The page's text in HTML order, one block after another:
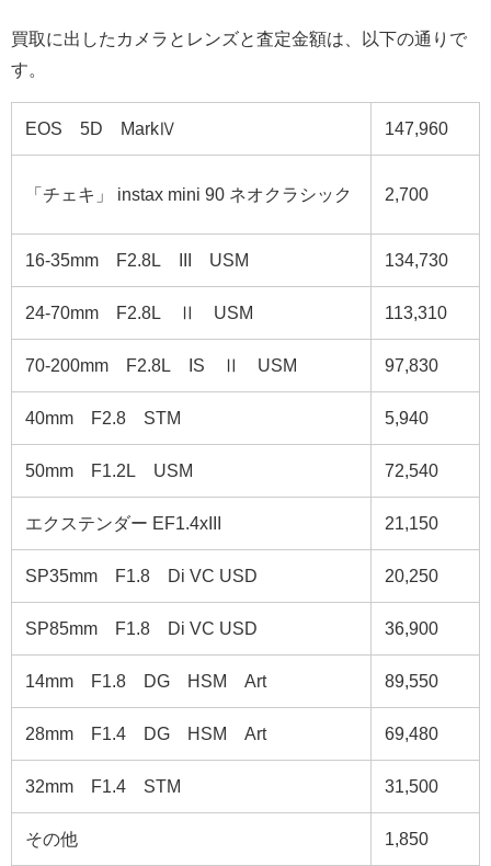
買取に出したカメラとレンズと査定金額は、以下の通りで
す。
EOS 5D MarkⅣ 147,960
「チェキ」 instax mini 90 ネオクラシック 2,700
16-35mm F2.8L III USM 134,730
24-70mm F2.8L Ⅱ USM 113,310
70-200mm F2.8L IS Ⅱ USM 97,830
40mm F2.8 STM 5,940
50mm F1.2L USM 72,540
エクステンダー EF1.4xIII 21,150
SP35mm F1.8 Di VC USD 20,250
SP85mm F1.8 Di VC USD 36,900
14mm F1.8 DG HSM Art 89,550
28mm F1.4 DG HSM Art 69,480
32mm F1.4 STM 31,500
その他 1,850